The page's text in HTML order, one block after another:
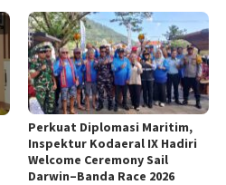
Perkuat Diplomasi Maritim,
Inspektur Kodaeral IX Hadiri
Welcome Ceremony Sail
Darwin–Banda Race 2026